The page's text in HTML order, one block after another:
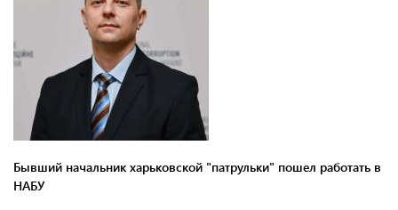
Бывший начальник харьковской "патрульки" пошел работать в
НАБУ